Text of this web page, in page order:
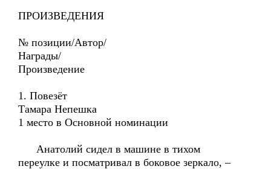
ПРОИЗВЕДЕНИЯ
№ позиции/Автор/
Награды/
Произведение
1. Повезёт
Тамара Непешка
1 место в Основной номинации
Анатолий сидел в машине в тихом
переулке и посматривал в боковое зеркало, –